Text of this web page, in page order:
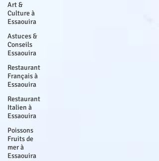
Art &
Culture à
Essaouira
Astuces &
Conseils
Essaouira
Restaurant
Français à
Essaouira
Restaurant
Italien à
Essaouira
Poissons
Fruits de
mer à
Essaouira